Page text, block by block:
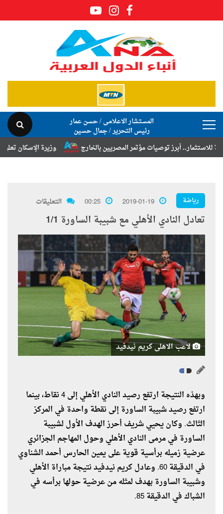
المستشار الاعلامى / حسن عمار
رئيس التحرير / جمال حسين
وزيرة الإسكان تعلن نتائج
أبرز توصيات مؤتمر المصريين بالخارج
رياضة 2019-01-19
00:25 التعليقات
تعادل النادي الأهلي مع شبيبة الساورة 1/1
لاعب الاهلى كريم نيدفيد
وبهذه النتيجة ارتفع رصيد النادي الأهلي إلى 4 نقاط، بينما
ارتفع رصيد شبيبة الساورة إلى نقطة واحدة في المركز
الثالث. وكان يحيي شريف أحرز الهدف الأول لشبيبة
الساورة في مرمى النادي الأهلي وحول المهاجم الجزائري
عرضية زميله برأسية قوية على يمين الحارس أحمد الشناوي
في الدقيقة 60. وعادل كريم نيدفيد نتيجة مباراة الأهلي
وشبيبة الساورة بهدف لمثله من عرضية حولها برأسه في
الشباك في الدقيقة 85.